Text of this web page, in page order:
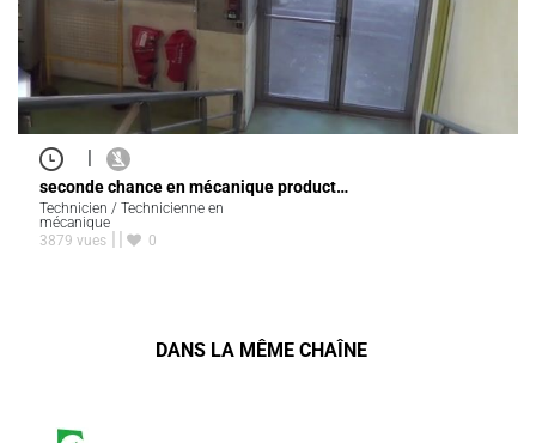
|
seconde chance en mécanique product…
Technicien / Technicienne en
mécanique
3879 vues
0
DANS LA MÊME CHAÎNE